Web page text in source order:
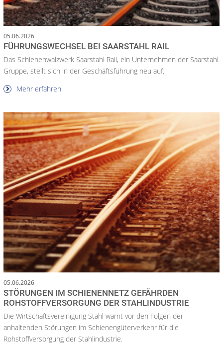
05.06.2026
FÜHRUNGSWECHSEL BEI SAARSTAHL RAIL
Das Schienenwalzwerk Saarstahl Rail, ein Unternehmen der Saarstahl
Gruppe, stellt sich in der Geschäftsführung neu auf.
Mehr erfahren
05.06.2026
STÖRUNGEN IM SCHIENENNETZ GEFÄHRDEN
ROHSTOFFVERSORGUNG DER STAHLINDUSTRIE
Die Wirtschaftsvereinigung Stahl warnt vor den Folgen der
anhaltenden Störungen im Schienengüterverkehr für die
Rohstoffversorgung der Stahlindustrie.